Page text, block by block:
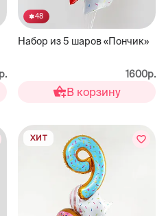
48
Набор из 5 шаров «Пончик»
1600р.
В корзину
ХИТ